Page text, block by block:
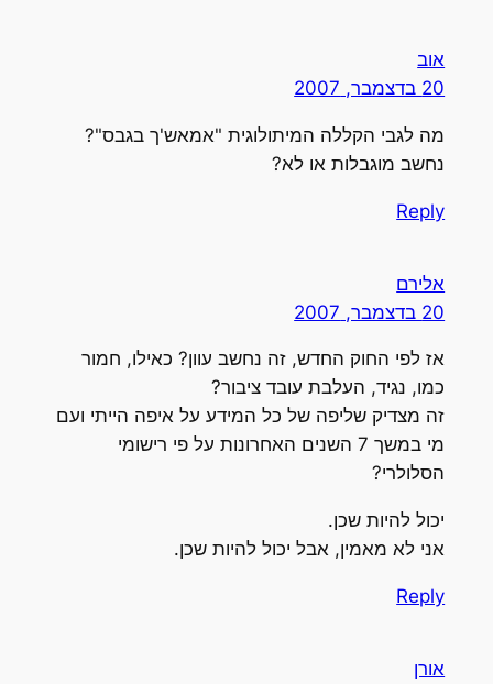
אוב
20 בדצמבר, 2007
מה לגבי הקללה המיתולוגית "אמאש'ך בגבס"?
נחשב מוגבלות או לא?
Reply
אלירם
20 בדצמבר, 2007
אז לפי החוק החדש, זה נחשב עוון? כאילו, חמור
כמו, נגיד, העלבת עובד ציבור?
זה מצדיק שליפה של כל המידע על איפה הייתי ועם
מי במשך 7 השנים האחרונות על פי רישומי
הסלולרי?
יכול להיות שכן.
אני לא מאמין, אבל יכול להיות שכן.
Reply
אורן